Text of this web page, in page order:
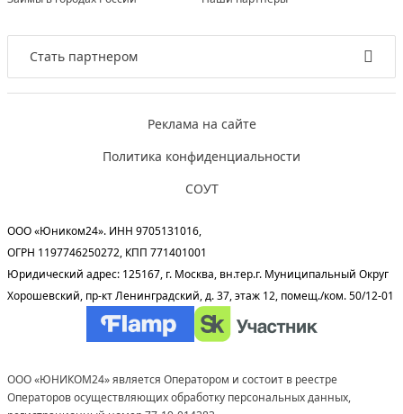
Стать партнером
Реклама на сайте
Политика конфиденциальности
СОУТ
ООО «Юником24». ИНН 9705131016,
ОГРН 1197746250272, КПП 771401001
Юридический адрес: 125167, г. Москва, вн.тер.г. Муниципальный Округ
Хорошевский, пр-кт Ленинградский, д. 37, этаж 12, помещ./ком. 50/12-01
ООО «ЮНИКОМ24» является Оператором и состоит в реестре
Операторов осуществляющих обработку персональных данных,